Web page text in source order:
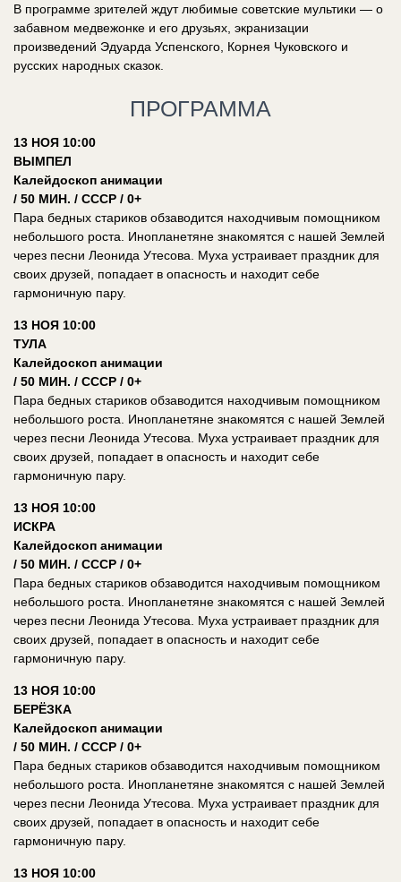
В программе зрителей ждут любимые советские мультики — о
забавном медвежонке и его друзьях, экранизации
произведений Эдуарда Успенского, Корнея Чуковского и
русских народных сказок.
ПРОГРАММА
13 НОЯ 10:00
ВЫМПЕЛ
Калейдоскоп анимации
/ 50 МИН. / СССР / 0+
Пара бедных стариков обзаводится находчивым помощником
небольшого роста. Инопланетяне знакомятся с нашей Землей
через песни Леонида Утесова. Муха устраивает праздник для
своих друзей, попадает в опасность и находит себе
гармоничную пару.
13 НОЯ 10:00
ТУЛА
Калейдоскоп анимации
/ 50 МИН. / СССР / 0+
Пара бедных стариков обзаводится находчивым помощником
небольшого роста. Инопланетяне знакомятся с нашей Землей
через песни Леонида Утесова. Муха устраивает праздник для
своих друзей, попадает в опасность и находит себе
гармоничную пару.
13 НОЯ 10:00
ИСКРА
Калейдоскоп анимации
/ 50 МИН. / СССР / 0+
Пара бедных стариков обзаводится находчивым помощником
небольшого роста. Инопланетяне знакомятся с нашей Землей
через песни Леонида Утесова. Муха устраивает праздник для
своих друзей, попадает в опасность и находит себе
гармоничную пару.
13 НОЯ 10:00
БЕРЁЗКА
Калейдоскоп анимации
/ 50 МИН. / СССР / 0+
Пара бедных стариков обзаводится находчивым помощником
небольшого роста. Инопланетяне знакомятся с нашей Землей
через песни Леонида Утесова. Муха устраивает праздник для
своих друзей, попадает в опасность и находит себе
гармоничную пару.
13 НОЯ 10:00